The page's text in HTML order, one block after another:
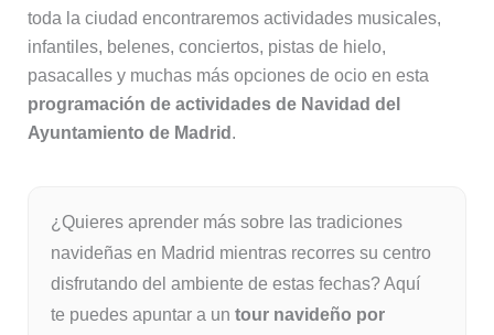
toda la ciudad encontraremos actividades musicales,
infantiles, belenes, conciertos, pistas de hielo,
pasacalles y muchas más opciones de ocio en esta
programación de actividades de Navidad del
Ayuntamiento de Madrid .
¿Quieres aprender más sobre las tradiciones
navideñas en Madrid mientras recorres su centro
disfrutando del ambiente de estas fechas? Aquí
te puedes apuntar a un tour navideño por